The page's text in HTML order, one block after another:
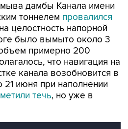
дамбы Канала имени
тоннелем провалился
целостность напорной
было вымыто около 3
примерно 200
что навигация на
канала возобновится в
21 июня при наполнении
течь, но уже в